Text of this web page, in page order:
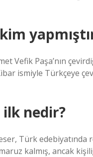
Vefik Paşa’nın
ismiyle Türkçeye
nedir?
Türk
kalmış, ancak